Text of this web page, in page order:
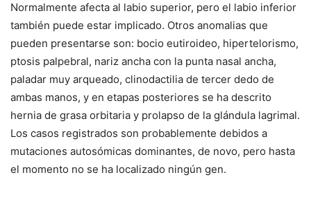
Normalmente afecta al labio superior, pero el labio inferior
también puede estar implicado. Otros anomalias que
pueden presentarse son: bocio eutiroideo, hipertelorismo,
ptosis palpebral, nariz ancha con la punta nasal ancha,
paladar muy arqueado, clinodactilia de tercer dedo de
ambas manos, y en etapas posteriores se ha descrito
hernia de grasa orbitaria y prolapso de la glándula lagrimal.
Los casos registrados son probablemente debidos a
mutaciones autosómicas dominantes, de novo, pero hasta
el momento no se ha localizado ningún gen.